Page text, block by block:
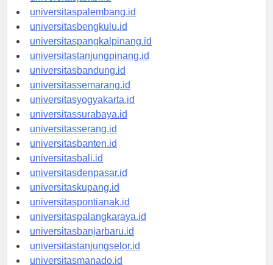
universitasjambi.id
universitaspalembang.id
universitasbengkulu.id
universitaspangkalpinang.id
universitastanjungpinang.id
universitasbandung.id
universitassemarang.id
universitasyogyakarta.id
universitassurabaya.id
universitasserang.id
universitasbanten.id
universitasbali.id
universitasdenpasar.id
universitaskupang.id
universitaspontianak.id
universitaspalangkaraya.id
universitasbanjarbaru.id
universitastanjungselor.id